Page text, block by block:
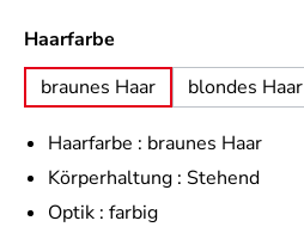
Haarfarbe
braunes Haar
blondes Haar
Haarfarbe : braunes Haar
Körperhaltung : Stehend
Optik : farbig